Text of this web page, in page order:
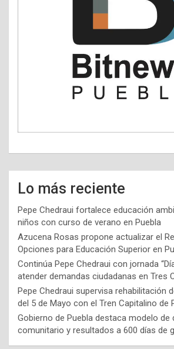
Lo más reciente
Pepe Chedraui fortalece educación
niños con curso de verano en Puebla
Azucena Rosas propone actualizar el
Opciones para Educación Superior en
Continúa Pepe Chedraui con jornada
atender demandas ciudadanas en Tres
Pepe Chedraui supervisa rehabilitación
del 5 de Mayo con el Tren Capitalino de
Gobierno de Puebla destaca modelo de
comunitario y resultados a 600 días de